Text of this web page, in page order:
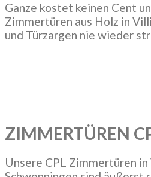
Ganze kostet keinen Cent
Zimmertüren aus Holz in
und Türzargen nie wieder
ZIMMERTÜREN
Unsere CPL Zimmertüren